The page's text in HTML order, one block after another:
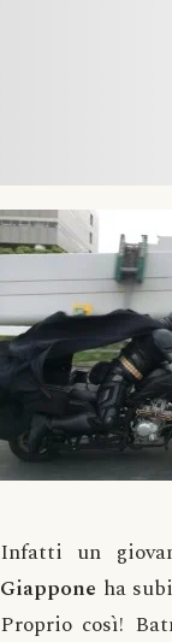
Infatti un
Giappone ha
Proprio così!